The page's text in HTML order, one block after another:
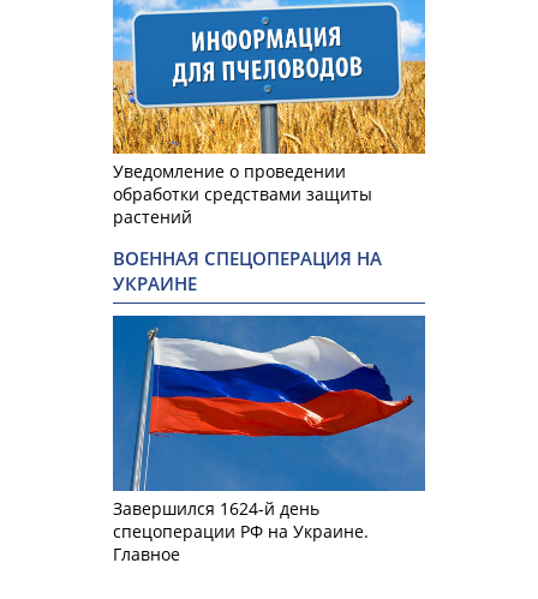
Уведомление о проведении
обработки средствами защиты
растений
ВОЕННАЯ СПЕЦОПЕРАЦИЯ НА
УКРАИНЕ
Завершился 1624-й день
спецоперации РФ на Украине.
Главное